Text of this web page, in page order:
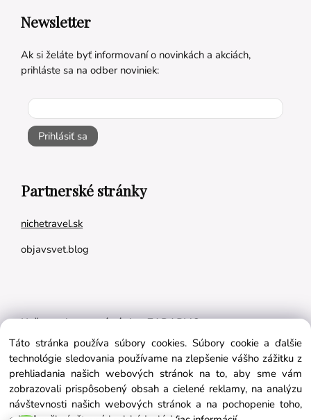
Newsletter
Ak si želáte byť informovaní o novinkách a akciách,
prihláste sa na odber noviniek:
Prihlásiť sa
Partnerské stránky
nichetravel.sk
objavsvet.blog
Naše appky pre vás úplne ZADARMO:
Tréningový plán na mieru
BMI kalkulačka
Vygeneruj si výživový plán na mieru
Táto stránka používa súbory cookies. Súbory cookie a ďalšie
technológie sledovania používame na zlepšenie vášho zážitku z
prehliadania našich webových stránok na to, aby sme vám
zobrazovali prispôsobený obsah a cielené reklamy, na analýzu
návštevnosti našich webových stránok a na pochopenie toho,